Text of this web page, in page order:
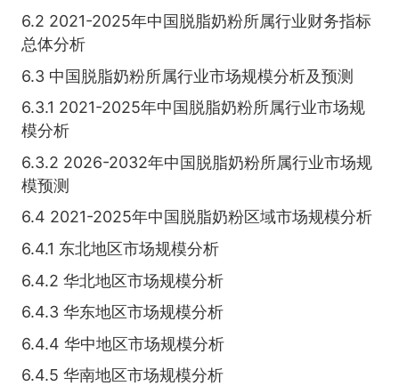
6.2 2021-2025年中国脱脂奶粉所属行业财务指标
总体分析
6.3 中国脱脂奶粉所属行业市场规模分析及预测
6.3.1 2021-2025年中国脱脂奶粉所属行业市场规
模分析
6.3.2 2026-2032年中国脱脂奶粉所属行业市场规
模预测
6.4 2021-2025年中国脱脂奶粉区域市场规模分析
6.4.1 东北地区市场规模分析
6.4.2 华北地区市场规模分析
6.4.3 华东地区市场规模分析
6.4.4 华中地区市场规模分析
6.4.5 华南地区市场规模分析